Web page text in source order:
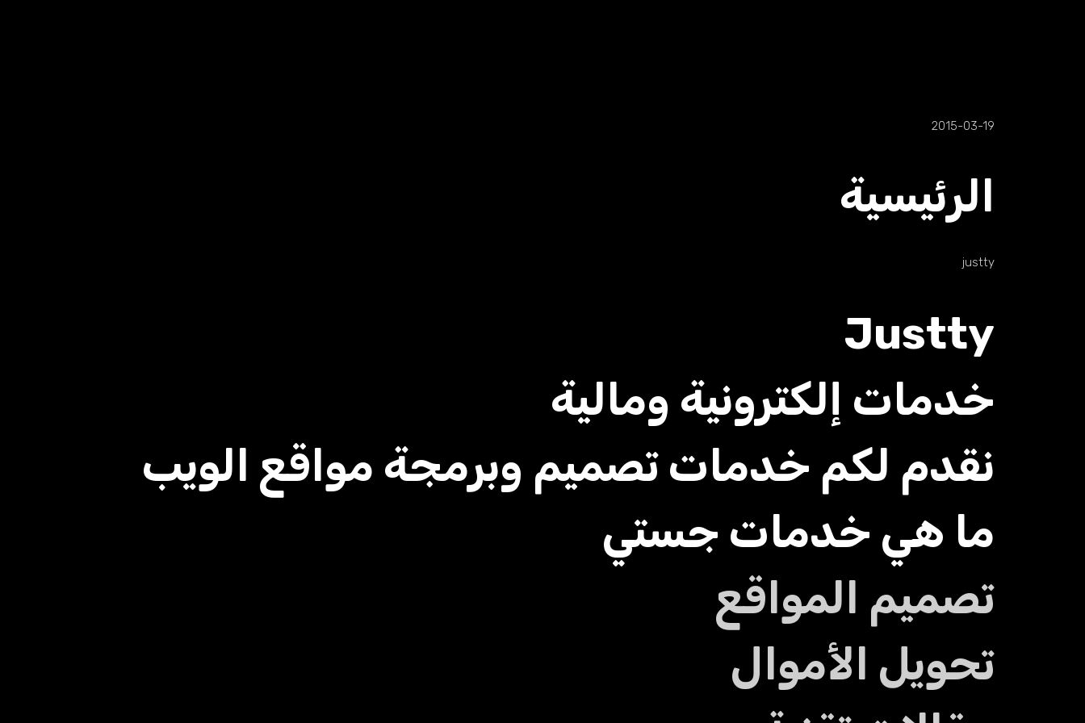
2015-03-19
الرئيسية
justty
Justty
خدمات إلكترونية ومالية
نقدم لكم خدمات تصميم وبرمجة مواقع الويب
ما هي خدمات جستي
تصميم المواقع
تحويل الأموال